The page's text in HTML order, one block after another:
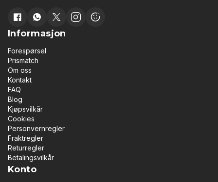
Informasjon
Forespørsel
Prismatch
Om oss
Kontakt
FAQ
Blog
Kjøpsvilkår
Cookies
Personvernregler
Fraktregler
Returregler
Betalingsvilkår
Konto